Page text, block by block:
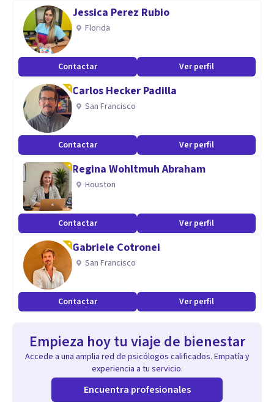
Jessica Perez Rubio
Florida
Contactar Ver perfil
Carlos Hecker Padilla
San Francisco
Contactar Ver perfil
Regina Wohltmuh Abraham
Houston
Contactar Ver perfil
Gabriele Cotronei
San Francisco
Contactar Ver perfil
Empieza hoy tu viaje de bienestar
Accede a una amplia red de psicólogos calificados. Empatía y
experiencia a tu servicio.
Encuentra profesionales